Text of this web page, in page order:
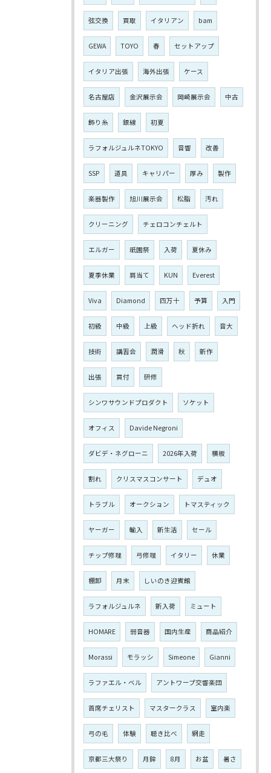
弦交換 買取 イタリアン bam
GEWA TOYO 春 セットアップ
イタリア出張 海外出張 ケース
名古屋店 金沢展示会 岡崎展示会 中古
飾り糸 銀線 初夏
ラフォルジュルネTOKYO 音響 改善
SSP 道具 キャリパー 厚み 製作
楽器製作 旭川展示会 松脂 汚れ
クリーニング チェロコンチェルト
エルガー 祇園祭 入荷 夏休み
夏季休業 肩当て KUN Everest
Viva Diamond 四万十 予算 入門
初級 中級 上級 ヘッド折れ 音大
技術 講習会 潤滑 秋 新作
出張 買付 研修
シンワサウンドプロダクト ソケット
オフィス Davide Negroni
ダビデ・ネグローニ 2026年入荷 横板
割れ クリスマスコンサート デュオ
トラブル オークション トマスティック
ヤーガー 輸入 新生活 セール
チップ修理 弓修理 イタリー 休業
棚卸 月末 しいのき迎賓館
ラフォルジュルネ 新入荷 ミュート
HOMARE 弱音器 国内生産 商品紹介
Morassi モラッシ Simeone Gianni
ラファエル・ベル アントワープ交響楽団
首席チェリスト マスタークラス 室内楽
弓の毛 体験 聴き比べ 網走
京都三大祭り 月鉾 8月 お盆 暑さ